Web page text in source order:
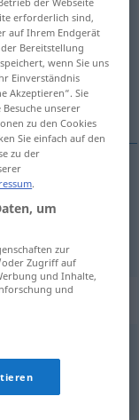
antippen)
,
erforderlich sind,
auf Ihrem Endgerät
Bereitstellung
wenn Sie uns
Einverständnis
Akzeptieren“. Sie
unserer
zu den Cookies
Sie einfach auf den
zu der
.
um
zur
Zugriff auf
und Inhalte,
und